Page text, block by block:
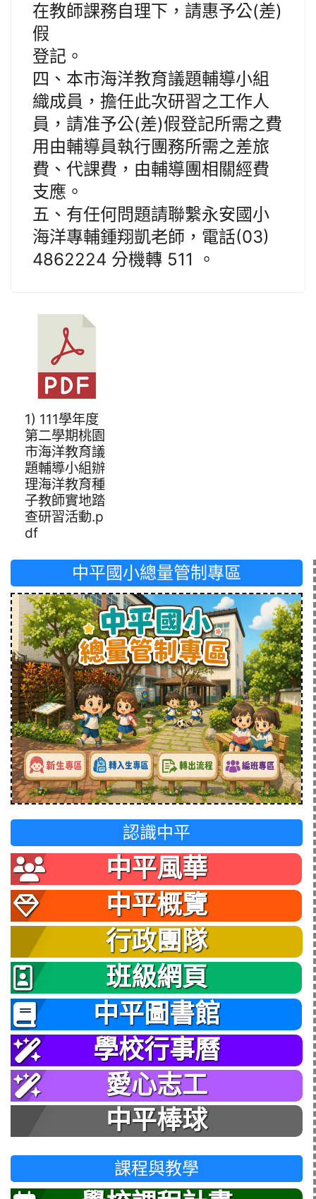
在教師課務自理下，請惠予公(差)
假
登記。
四、本市海洋教育議題輔導小組
織成員，擔任此次研習之工作人
員，請准予公(差)假登記所需之費
用由輔導員執行團務所需之差旅
費、代課費，由輔導團相關經費
支應。
五、有任何問題請聯繫永安國小
海洋專輔鍾翔凱老師，電話(03)
4862224 分機轉 511 。
1) 111學年度
第二學期桃園
市海洋教育議
題輔導小組辦
理海洋教育種
子教師實地踏
查研習活動.p
df
中平國小總量管制專區
認識中平
中平風華
中平概覽
行政團隊
班級網頁
中平圖書館
學校行事曆
愛心志工
中平棒球
課程與教學